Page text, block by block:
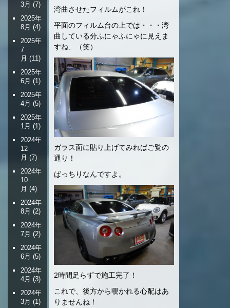
湾曲させたフィルムがこれ！
平面のフィルム台の上では・・・湾
曲している分ふにゃふにゃに見えま
すね、（笑）
ガラス面に貼り上げてみればご覧の
通り！
ばっちりなんですよ。
2時間足らずで施工完了！
これで、後方から覗かれる心配はあ
りませんね！
3月 (7)
2025年
8月 (4)
2025年
7
月 (11)
2025年
6月 (1)
2025年
4月 (5)
2025年
1月 (1)
2024年
12
月 (7)
2024年
10
月 (4)
2024年
8月 (2)
2024年
7月 (2)
2024年
6月 (5)
2024年
4月 (3)
2024年
3月 (1)